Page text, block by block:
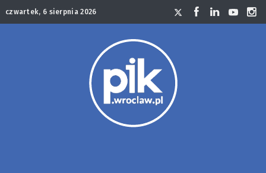
czwartek, 6 sierpnia 2026